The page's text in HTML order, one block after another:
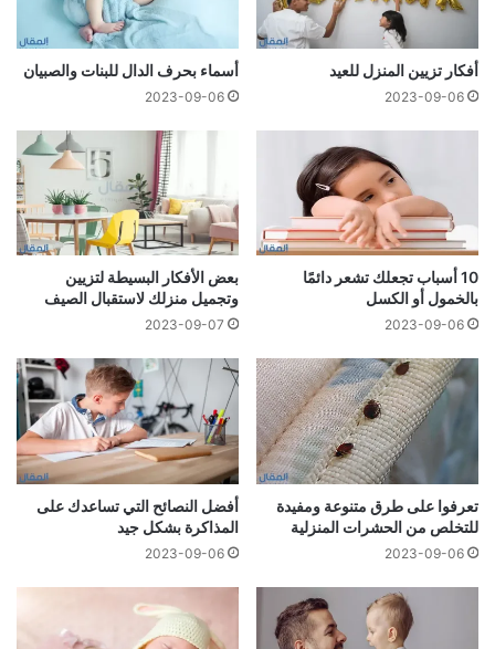
أفكار تزيين المنزل للعيد
2023-09-06
أسماء بحرف الدال للبنات والصبيان
2023-09-06
10 أسباب تجعلك تشعر دائمًا
بالخمول أو الكسل
2023-09-06
بعض الأفكار البسيطة لتزيين
وتجميل منزلك لاستقبال الصيف
2023-09-07
تعرفوا على طرق متنوعة ومفيدة
للتخلص من الحشرات المنزلية
2023-09-06
أفضل النصائح التي تساعدك على
المذاكرة بشكل جيد
2023-09-06